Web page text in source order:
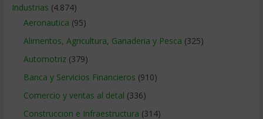
Industrias (4.874)
Aeronautica (95)
Alimentos, Agricultura, Ganaderia y Pesca (325)
Automotriz(379)
Banca y Servicios Financieros (910)
Comercio y ventas al detal (336)
Construccion e Infraestructura (314)